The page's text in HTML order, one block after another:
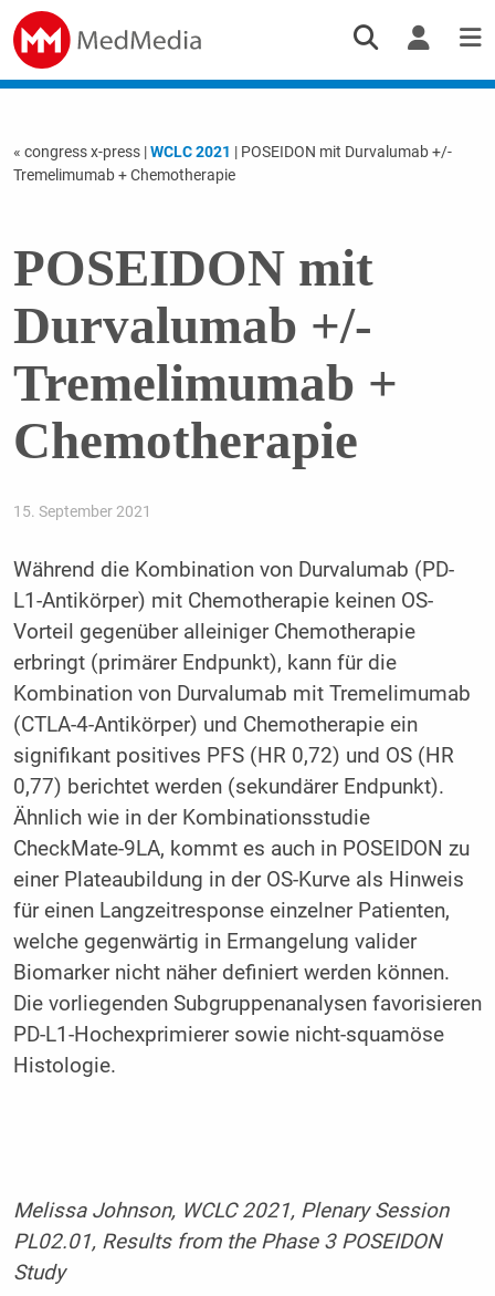
« congress x-press |WCLC 2021 | POSEIDON mit Durvalumab +/-
Tremelimumab + Chemotherapie
POSEIDON mit
Durvalumab +/-
Tremelimumab +
Chemotherapie
15. September 2021
Während die Kombination von Durvalumab (PD-
L1-Antikörper) mit Chemotherapie keinen OS-
Vorteil gegenüber alleiniger Chemotherapie
erbringt (primärer Endpunkt), kann für die
Kombination von Durvalumab mit Tremelimumab
(CTLA-4-Antikörper) und Chemotherapie ein
signifikant positives PFS (HR 0,72) und OS (HR
0,77) berichtet werden (sekundärer Endpunkt).
Ähnlich wie in der Kombinationsstudie
CheckMate-9LA, kommt es auch in POSEIDON zu
einer Plateaubildung in der OS-Kurve als Hinweis
für einen Langzeitresponse einzelner Patienten,
welche gegenwärtig in Ermangelung valider
Biomarker nicht näher definiert werden können.
Die vorliegenden Subgruppenanalysen favorisieren
PD-L1-Hochexprimierer sowie nicht-squamöse
Histologie.
Melissa Johnson, WCLC 2021, Plenary Session
PL02.01, Results from the Phase 3 POSEIDON
Study